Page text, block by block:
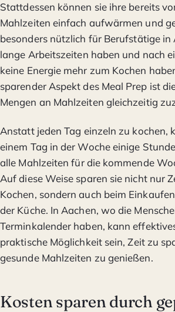
Stattdessen können sie ihre bereits
Mahlzeiten einfach aufwärmen und
besonders nützlich für Berufstätige in
lange Arbeitszeiten haben und nach
keine Energie mehr zum Kochen
sparender Aspekt des Meal Prep ist
Mengen an Mahlzeiten gleichzeitig
Anstatt jeden Tag einzeln zu kochen,
einem Tag in der Woche einige
alle Mahlzeiten für die kommende
Auf diese Weise sparen sie nicht nur
Kochen, sondern auch beim
der Küche. In Aachen, wo die
Terminkalender haben, kann
praktische Möglichkeit sein, Zeit zu
gesunde Mahlzeiten zu genießen.
Kosten sparen durch